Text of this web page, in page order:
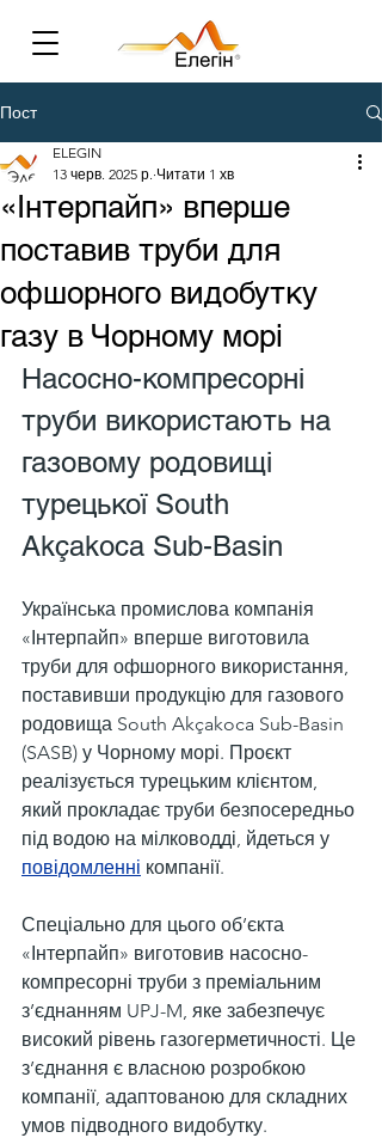
Пост
«Інтерпайп» вперше
поставив труби для
офшорного видобутку
газу в Чорному морі
ELEGIN
13 черв. 2025 р. Читати 1 хв
Насосно-компресорні
труби використають на
газовому родовищі
турецької South
Akçakoca Sub-Basin
Українська промислова компанія
«Інтерпайп» вперше виготовила
труби для офшорного використання,
поставивши продукцію для газового
родовища South Akçakoca Sub-Basin
(SASB) у Чорному морі. Проєкт
реалізується турецьким клієнтом,
який прокладає труби безпосередньо
під водою на мілководді, йдеться у
повідомленні компанії.
Спеціально для цього об’єкта
«Інтерпайп» виготовив насосно-
компресорні труби з преміальним
з’єднанням UPJ-M, яке забезпечує
високий рівень газогерметичності. Це
з’єднання є власною розробкою
компанії, адаптованою для складних
умов підводного видобутку.